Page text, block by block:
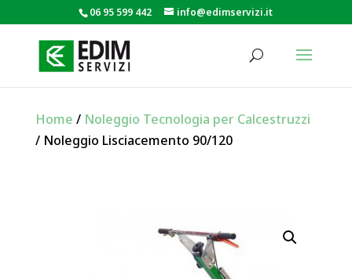
06 95 599 442 info@edimservizi.it
Home / Noleggio Tecnologia per Calcestruzzi
/ Noleggio Lisciacemento 90/120